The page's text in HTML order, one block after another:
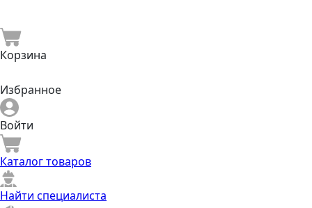
Корзина
Избранное
Войти
Каталог товаров
Найти специалиста